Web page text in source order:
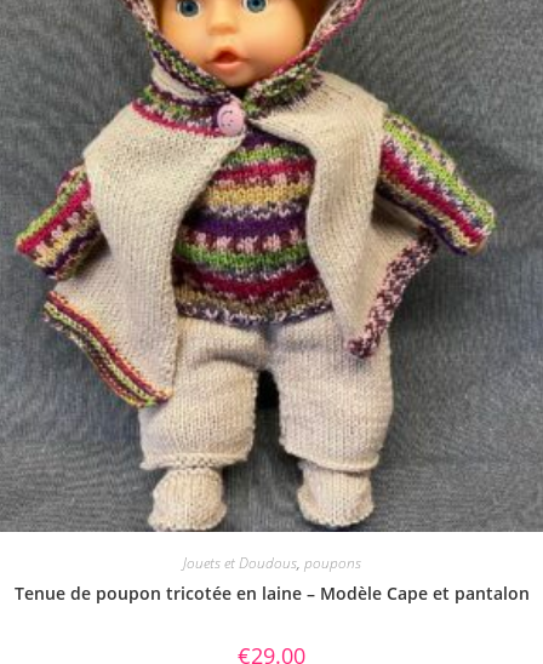
Jouets et Doudous, poupons
Tenue de poupon tricotée en laine – Modèle Cape et pantalon
€29.00